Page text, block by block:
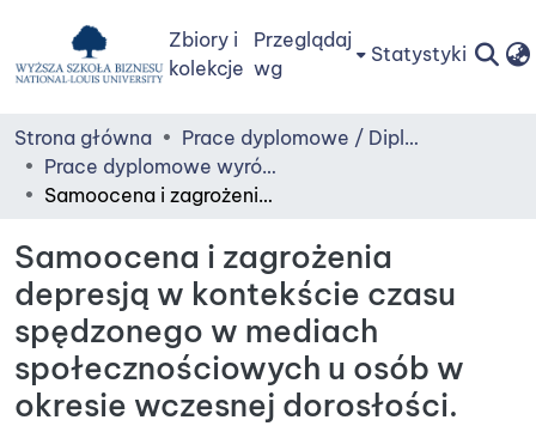
Zbiory i
kolekcje
Przeglądaj
wg
Statystyki
Strona główna
Prace dyplomowe / Diploma Theses
Prace dyplomowe wyróżnione - Pełne teksty - Full text
Samoocena i zagrożenia depresją w kontekście czasu spędzonego w mediach społecznościowych u osób w okresie wczesnej dorosłości.
Samoocena i zagrożenia
depresją w kontekście czasu
spędzonego w mediach
społecznościowych u osób w
okresie wczesnej dorosłości.